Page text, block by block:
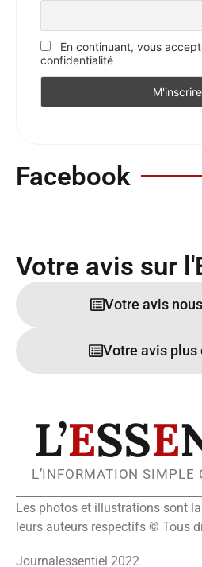
En continuant, vous
confidentialité
Facebook
Votre avis sur
Votre avis
Votre avis plus
L’ESSE
L’INFORMATION SIMPLE
Les photos et illustrations sont
leurs auteurs respectifs © Tous
Journalessentiel 2022